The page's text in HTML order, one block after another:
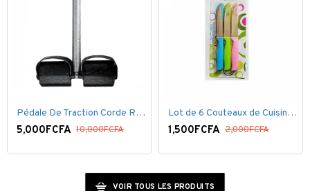
Pédale De Traction Corde Ressort avec poignée pédale de Pied
5,000FCFA 10,000FCFA
Lot de 6 Couteaux de Cuisine ( 20,5cm ) - Inox Bleu Rose VERT
1,500FCFA 2,000FCFA
VOIR TOUS LES PRODUITS